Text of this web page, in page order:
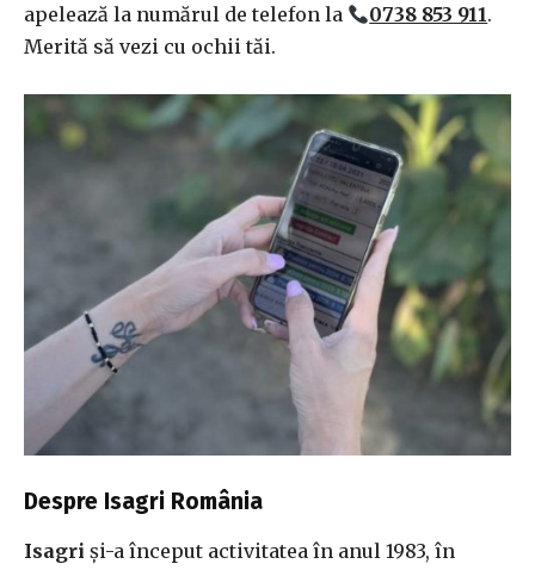
apelează la numărul de telefon la
0738 853 911.
Merită să vezi cu ochii tăi.
Despre Isagri România
Isagri și-a început activitatea în anul 1983, în